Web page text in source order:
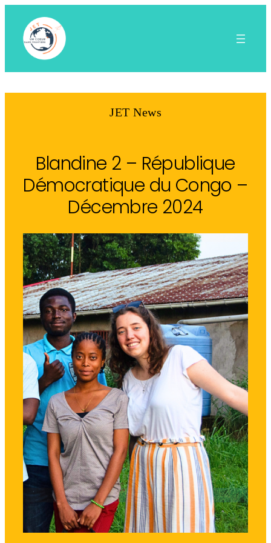
contenu
JET News
Blandine 2 – République
Démocratique du Congo –
Décembre 2024